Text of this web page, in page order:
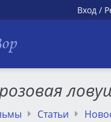
Вход /
Статьи